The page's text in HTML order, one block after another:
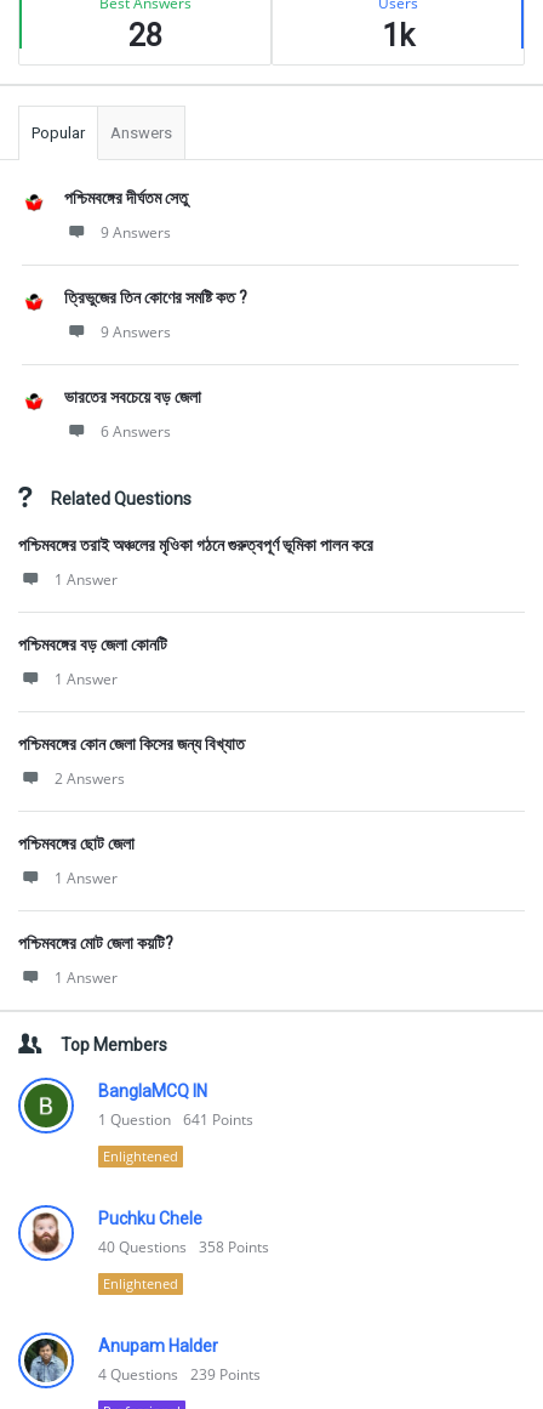
28 1k
Popular Answers
পশ্চিমবঙ্গের দীর্ঘতম সেতু
9 Answers
ত্রিভুজের তিন কোণের সমষ্টি কত ?
9 Answers
ভারতের সবচেয়ে বড় জেলা
6 Answers
Related Questions
পশ্চিমবঙ্গের তরাই অঞ্চলের মৃওিকা গঠনে গুরুত্বপূর্ণ ভূমিকা পালন করে
1 Answer
পশ্চিমবঙ্গের বড় জেলা কোনটি
1 Answer
পশ্চিমবঙ্গের কোন জেলা কিসের জন্য বিখ্যাত
2 Answers
পশ্চিমবঙ্গের ছোট জেলা
1 Answer
পশ্চিমবঙ্গের মোট জেলা কয়টি?
1 Answer
Top Members
BanglaMCQ IN
1 Question 641 Points
Enlightened
Puchku Chele
40Questions 358 Points
Enlightened
Anupam Halder
4Questions 239 Points